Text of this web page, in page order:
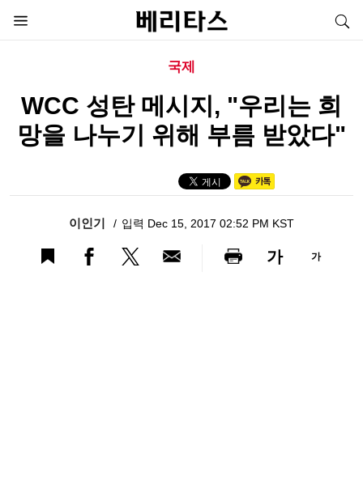
국제
WCC 성탄 메시지, "우리는 희
망을 나누기 위해 부름 받았다"
이인기 입력 Dec 15, 2017 02:52 PM KST
가 가